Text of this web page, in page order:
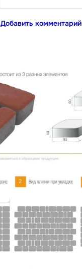
Добавить комментарий